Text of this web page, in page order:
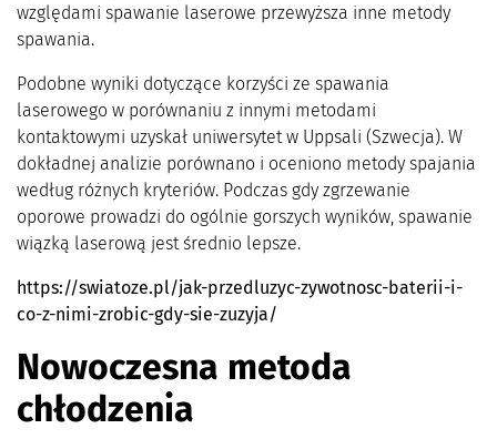
względami spawanie laserowe przewyższa inne metody
spawania.
Podobne wyniki dotyczące korzyści ze spawania
laserowego w porównaniu z innymi metodami
kontaktowymi uzyskał uniwersytet w Uppsali (Szwecja). W
dokładnej analizie porównano i oceniono metody spajania
według różnych kryteriów. Podczas gdy zgrzewanie
oporowe prowadzi do ogólnie gorszych wyników, spawanie
wiązką laserową jest średnio lepsze.
https://swiatoze.pl/jak-przedluzyc-zywotnosc-baterii-i-
co-z-nimi-zrobic-gdy-sie-zuzyja/
Nowoczesna metoda
chłodzenia